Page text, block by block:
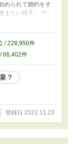
められて婚約をす
まない様子。 ア
るが、どうやら様
ベルティーヌだっ
家になろう掲載
/ 228,950件
66,402件
？
登録日 2022.11.23